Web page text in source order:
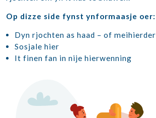
Op dizze side fynst ynformaasje oer:
Dyn rjochten as haad – of meihierder
Sosjale hier
It finen fan in nije hierwenning